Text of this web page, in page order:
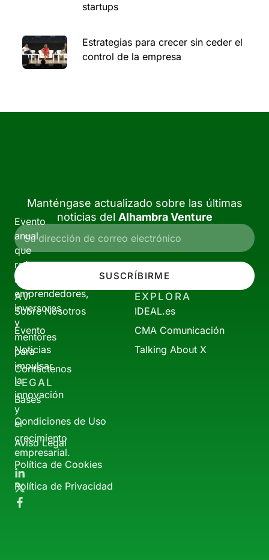
startups
Estrategias para crecer sin ceder el
control de la empresa
Evento
anual
que
reúne
a
emprendedores,
inversores
y
mentores
para
impulsar
la
innovación
y
el
crecimiento
empresarial.
Manténgase actualizado sobre las últimas
noticias del Alhambra Venture
SUSCRÍBIRME
AV
Sobre Nosotros
Evento
Noticias
Contáctenos
EXPLORA
IDEAL.es
CMA Comunicación
Talking About X
LEGAL
Bases
Condiciones de Uso
Aviso Legal
Política de Cookies
Política de Privacidad